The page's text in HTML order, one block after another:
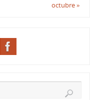
octubre»